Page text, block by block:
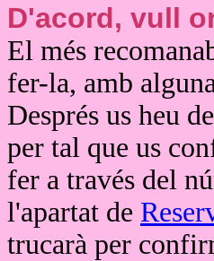
D'acord, vull
El més
fer-la, amb
Després us heu
per tal que us
fer a través del
l'apartat de
trucarà per